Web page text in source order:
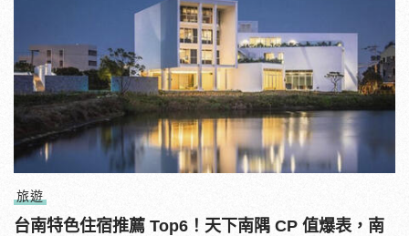
旅遊
台南特色住宿推薦 Top6！天下南隅 CP 值爆表，南